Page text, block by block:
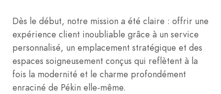
Dès le début, notre mission a été claire : offrir une
expérience client inoubliable grâce à un service
personnalisé, un emplacement stratégique et des
espaces soigneusement conçus qui reflètent à la
fois la modernité et le charme profondément
enraciné de Pékin elle-même.